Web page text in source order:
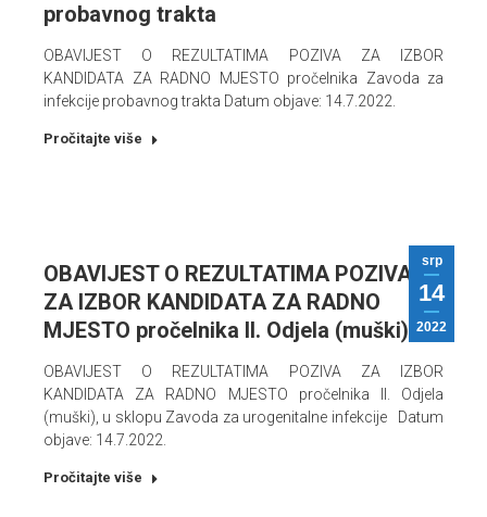
probavnog trakta
OBAVIJEST O REZULTATIMA POZIVA ZA IZBOR
KANDIDATA ZA RADNO MJESTO pročelnika Zavoda za
infekcije probavnog trakta Datum objave: 14.7.2022.
Pročitajte više
srp
14
2022
OBAVIJEST O REZULTATIMA POZIVA
ZA IZBOR KANDIDATA ZA RADNO
MJESTO pročelnika II. Odjela (muški)
OBAVIJEST O REZULTATIMA POZIVA ZA IZBOR
KANDIDATA ZA RADNO MJESTO pročelnika II. Odjela
(muški), u sklopu Zavoda za urogenitalne infekcije Datum
objave: 14.7.2022.
Pročitajte više